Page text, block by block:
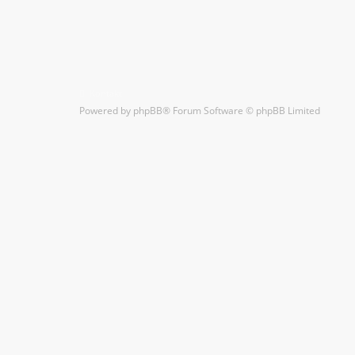
Powered by phpBB® Forum Software © phpBB Limited